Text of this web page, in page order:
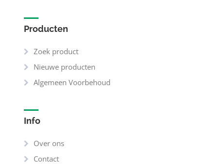
Producten
Zoek product
Nieuwe producten
Algemeen Voorbehoud
Info
Over ons
Contact